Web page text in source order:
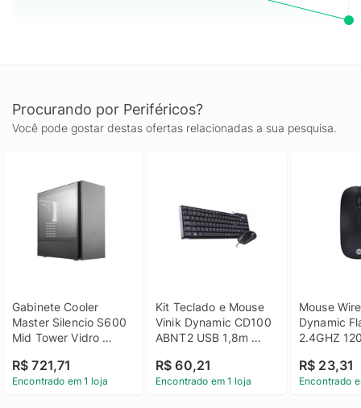
Procurando por Periféricos?
Você pode gostar destas ofertas relacionadas a sua pesquisa.
Gabinete Cooler
Master Silencio S600
Mid Tower Vidro
R$ 721,71
Encontrado em 1 loja
Kit Teclado e Mouse
Vinik Dynamic CD100
ABNT2 USB 1,8m
R$ 60,21
Encontrado em 1 loja
Mouse
Dynamic
2.4GHZ
R$ 23,31
Encontrado